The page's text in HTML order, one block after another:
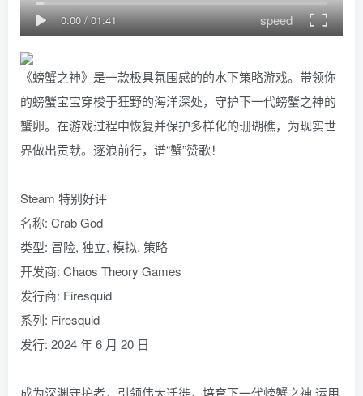
0:00/01:41 speed
《螃蟹之神》是一款极具氛围感的的水下策略游戏。带领你
的螃蟹宝宝穿梭于狂野的海洋深处，守护下一代螃蟹之神的
蟹卵。在游戏过程中恢复并保护多样化的珊瑚礁，为现实世
界做出贡献。逐浪前行，谱“蟹”赞歌！
Steam 特别好评
名称: Crab God
类型: 冒险, 独立, 模拟, 策略
开发商: Chaos Theory Games
发行商: Firesquid
系列: Firesquid
发行: 2024 年 6 月 20 日
成为深渊守护者，引领伟大迁徙，培育下一代螃蟹之神 运用